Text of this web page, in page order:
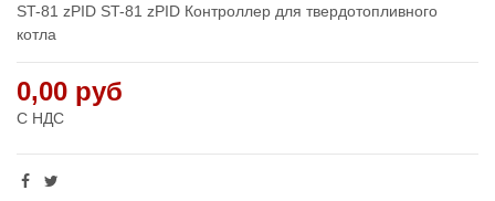
ST-81 zPID ST-81 zPID Контроллер для твердотопливного
котла
0,00 руб
С НДС